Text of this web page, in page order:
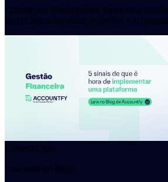
Otimize seu planejamento financeiro:
gerenciais, automatize projeções e
LinkedIn Ads
Leia mais no blog!